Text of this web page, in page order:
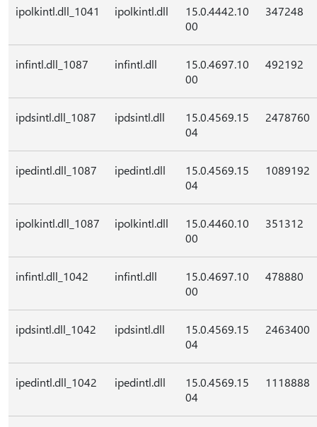
ipolkintl.dll_1041 ipolkintl.dll
15.0.4442.10
00
347248
infintl.dll_1087 infintl.dll
15.0.4697.10
00
492192
ipdsintl.dll_1087 ipdsintl.dll
15.0.4569.15
04
2478760
ipedintl.dll_1087 ipedintl.dll
15.0.4569.15
04
1089192
ipolkintl.dll_1087 ipolkintl.dll
15.0.4460.10
00
351312
infintl.dll_1042 infintl.dll
15.0.4697.10
00
478880
ipdsintl.dll_1042 ipdsintl.dll
15.0.4569.15
04
2463400
ipedintl.dll_1042 ipedintl.dll
15.0.4569.15
04
1118888